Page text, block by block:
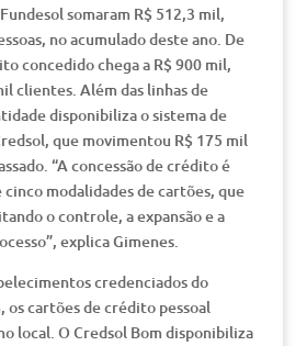
somaram R$ 512,3 mil,
no acumulado deste ano. De
concedido chega a R$ 900 mil,
clientes. Além das linhas de
disponibiliza o sistema de
que movimentou R$ 175 mil
“A concessão de crédito é
cinco modalidades de cartões, que
o controle, a expansão e a
explica Gimenes.
credenciados do
os cartões de crédito pessoal
local. O Credsol Bom disponibiliza